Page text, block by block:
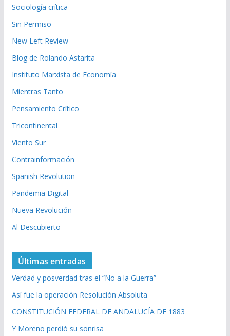
Sociología crítica
Sin Permiso
New Left Review
Blog de Rolando Astarita
Instituto Marxista de Economía
Mientras Tanto
Pensamiento Crítico
Tricontinental
Viento Sur
Contrainformación
Spanish Revolution
Pandemia Digital
Nueva Revolución
Al Descubierto
Últimas entradas
Verdad y posverdad tras el “No a la Guerra”
Así fue la operación Resolución Absoluta
CONSTITUCIÓN FEDERAL DE ANDALUCÍA DE 1883
Y Moreno perdió su sonrisa